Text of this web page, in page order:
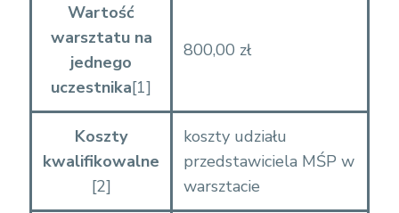
Wartość
warsztatu na
jednego
uczestnika[1]
800,00 zł
Koszty
kwalifikowalne
[2]
koszty udziału
przedstawiciela MŚP w
warsztacie